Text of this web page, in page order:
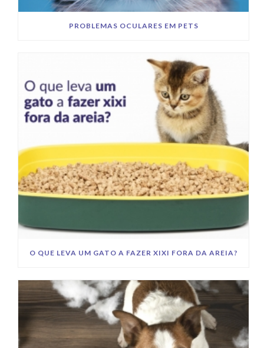
PROBLEMAS OCULARES EM PETS
O QUE LEVA UM GATO A FAZER XIXI FORA DA AREIA?